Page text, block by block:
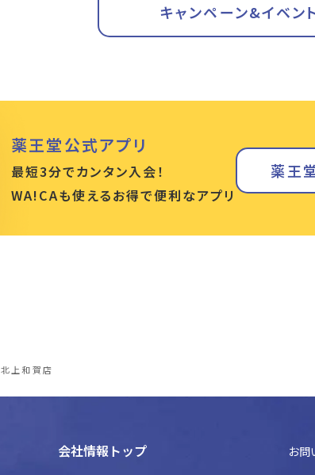
キャンペーン&イベン
薬王堂公式アプリ
最短3分でカンタン入会！
WA!CAも使えるお得で便利なアプリ
薬王
北上和賀店
会社情報トップ お問